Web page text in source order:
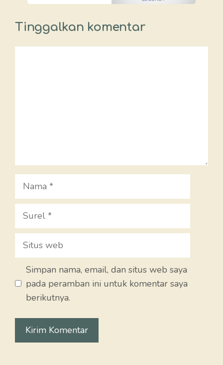
Tinggalkan komentar
Nama
Surel
Situs
Simpan nama, email, dan situs web saya
pada peramban ini untuk komentar saya
berikutnya.